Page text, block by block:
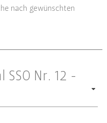
nach gewünschten
Nr. 12 -